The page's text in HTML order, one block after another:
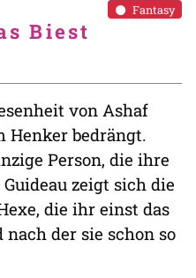
Fantasy
Biest
von Ashaf
Henker bedrängt.
Person, die ihre
zeigt sich die
die ihr einst das
der sie schon so